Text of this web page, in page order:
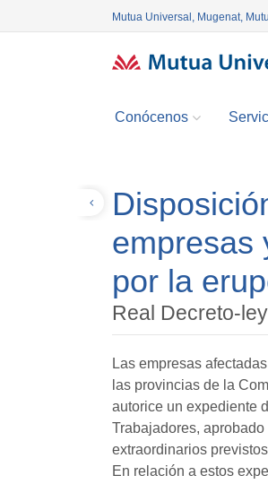
Mutua Universal, Mugenat,
Conócenos
empresas
por la
Real Decreto-
Las empresas
las provincias de la
autorice un expediente
Trabajadores,
extraordinarios
En relación a estos